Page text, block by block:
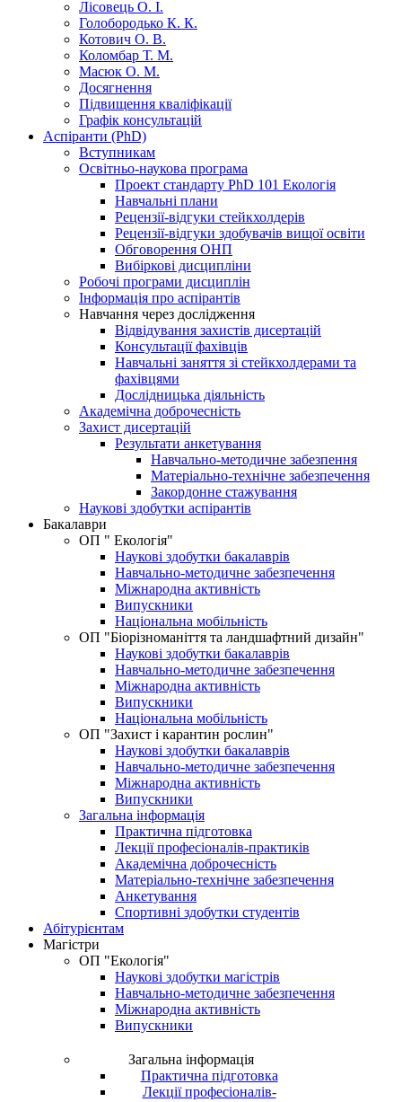
Лісовець О. І.
Голобородько К. К.
Котович О. В.
Коломбар Т. М.
Масюк О. М.
Досягнення
Підвищення кваліфікації
Графік консультацій
Аспіранти (PhD)
Вступникам
Освітньо-наукова програма
Проект стандарту PhD 101 Екологія
Навчальні плани
Рецензії-відгуки стейкхолдерів
Рецензії-відгуки здобувачів вищої освіти
Обговорення ОНП
Вибіркові дисципліни
Робочі програми дисциплін
Інформація про аспірантів
Навчання через дослідження
Відвідування захистів дисертацій
Консультації фахівців
Навчальні заняття зі стейкхолдерами та
фахівцями
Дослідницька діяльність
Академічна доброчесність
Захист дисертацій
Результати анкетування
Навчально-методичне забезпення
Матеріально-технічне забезпечення
Закордонне стажування
Наукові здобутки аспірантів
Бакалаври
ОП " Екологія"
Наукові здобутки бакалаврів
Навчально-методичне забезпечення
Міжнародна активність
Випускники
Національна мобільність
ОП "Біорізноманіття та ландшафтний дизайн"
Наукові здобутки бакалаврів
Навчально-методичне забезпечення
Міжнародна активність
Випускники
Національна мобільність
OП "Захист і карантин рослин"
Наукові здобутки бакалаврів
Навчально-методичне забезпечення
Міжнародна активність
Випускники
Загальна інформація
Практична підготовка
Лекції професіоналів-практиків
Академічна доброчесність
Матеріально-технічне забезпечення
Анкетування
Спортивні здобутки студентів
Абітурієнтам
Магістри
ОП "Екологія"
Наукові здобутки магістрів
Навчально-методичне забезпечення
Міжнародна активність
Випускники
Загальна інформація
Практична підготовка
Лекції професіоналів-